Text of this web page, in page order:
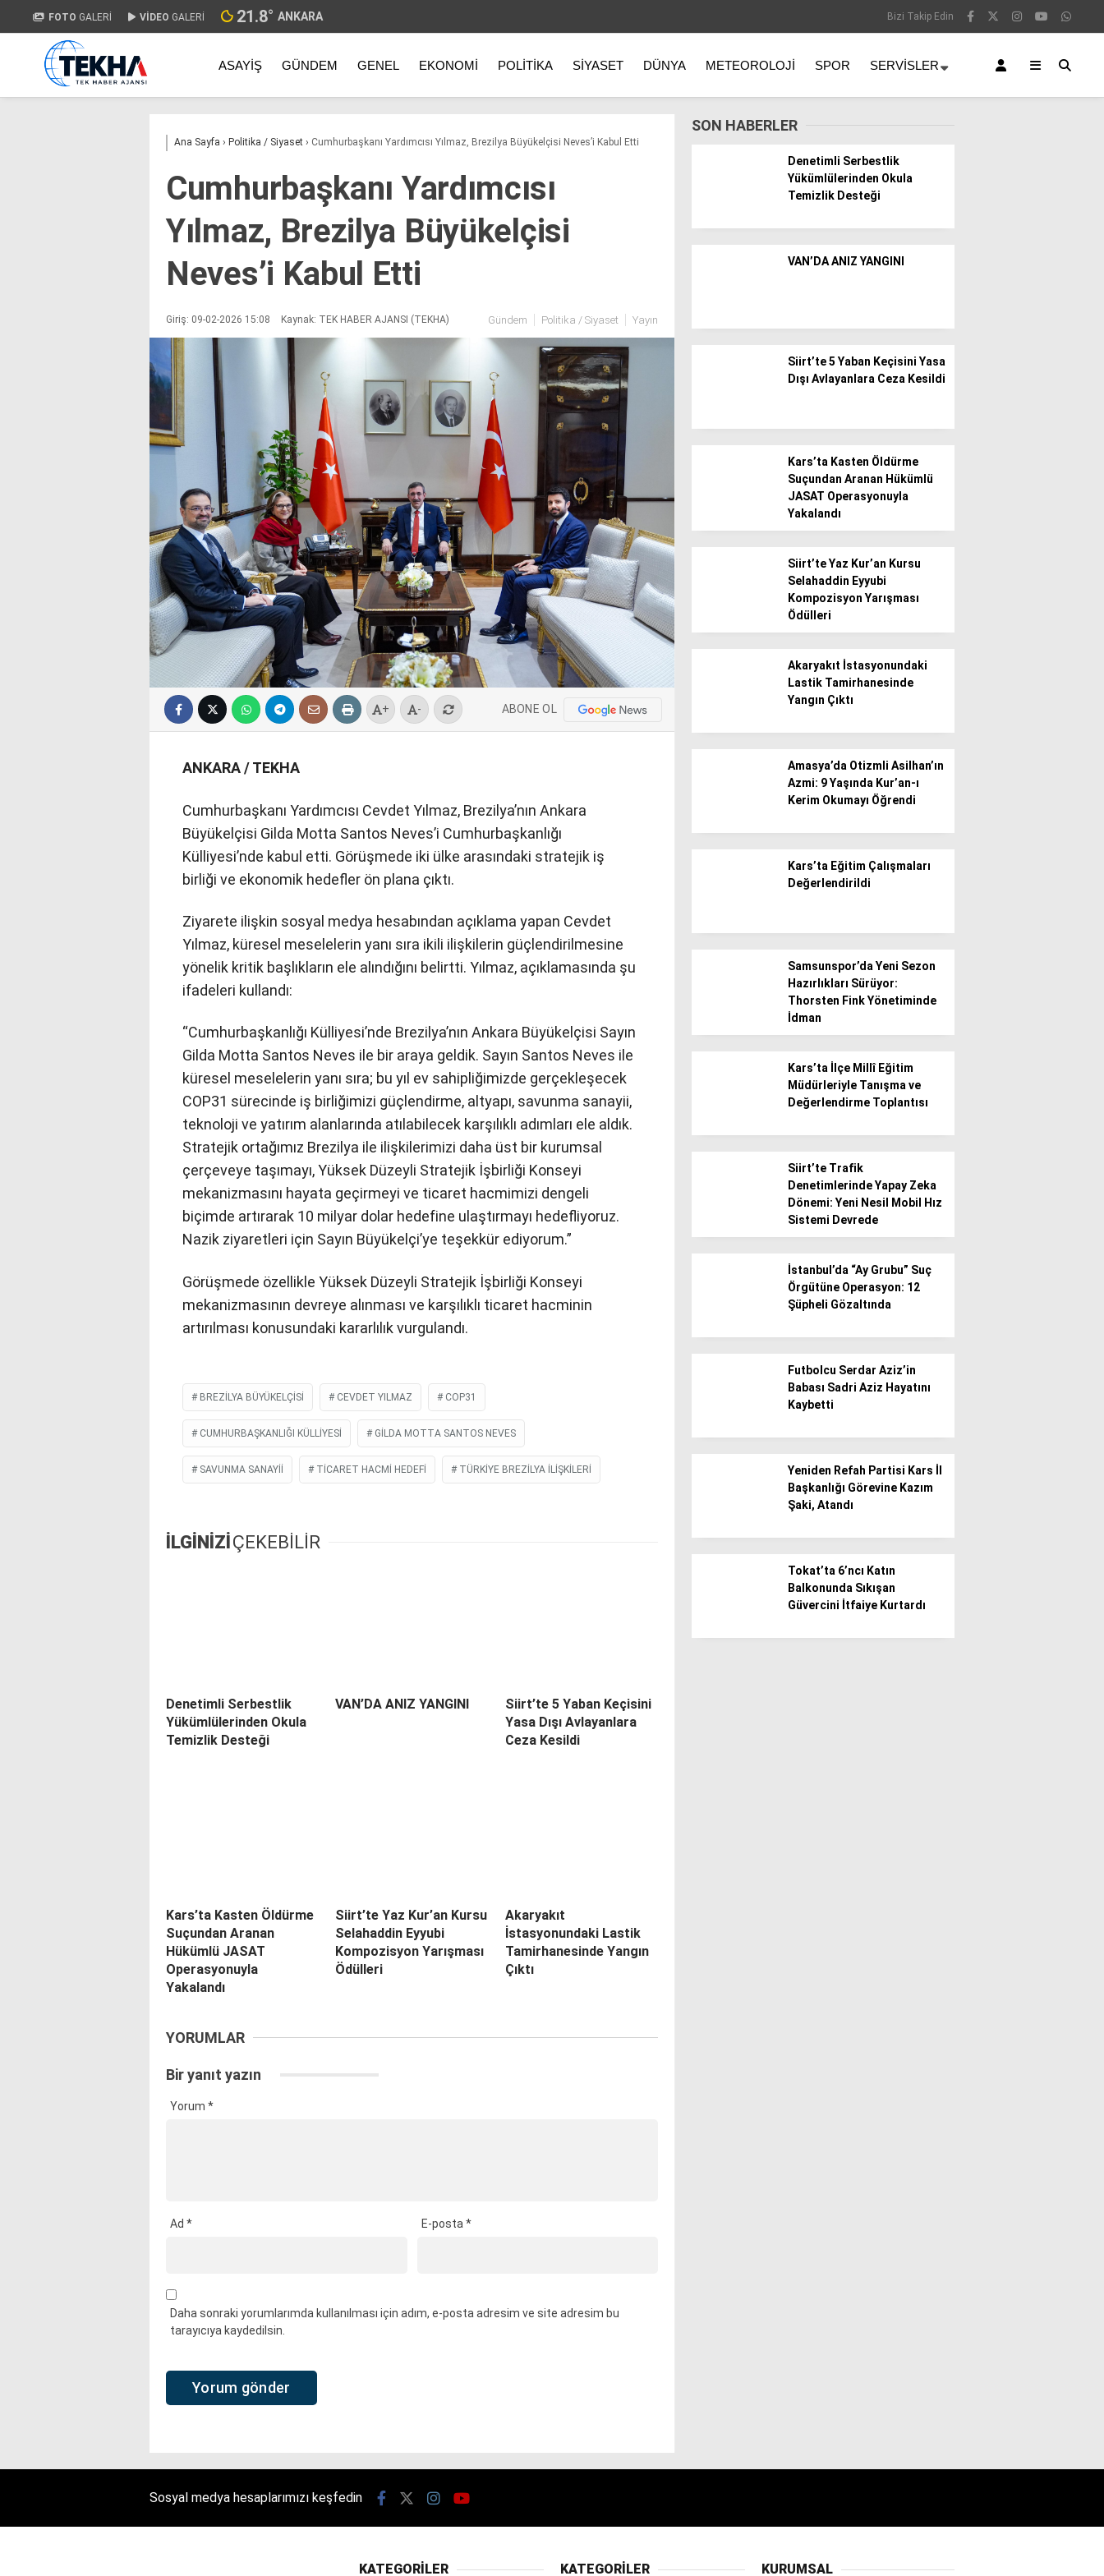
Politika / Siyaset
FOTO GALERİ VİDEO GALERİ 21.8° ANKARA Bizi Takip Edin
ASAYIŞ GÜNDEM GENEL EKONOMI POLITIKA SIYASET DÜNYA METEOROLOJI SPOR SERVISLER
Ana Sayfa › Politika / Siyaset › Cumhurbaşkanı Yardımcısı Yılmaz, Brezilya Büyükelçisi Neves’i Kabul Etti
Cumhurbaşkanı Yardımcısı
Yılmaz, Brezilya Büyükelçisi
Neves’i Kabul Etti
Giriş: 09-02-2026 15:08 Kaynak: TEK HABER AJANSI (TEKHA) Gündem Politika / Siyaset Yayın
+ - ABONE OL
ANKARA / TEKHA
Cumhurbaşkanı Yardımcısı Cevdet Yılmaz, Brezilya’nın Ankara
Büyükelçisi Gilda Motta Santos Neves’i Cumhurbaşkanlığı
Külliyesi’nde kabul etti. Görüşmede iki ülke arasındaki stratejik iş
birliği ve ekonomik hedefler ön plana çıktı.
Ziyarete ilişkin sosyal medya hesabından açıklama yapan Cevdet
Yılmaz, küresel meselelerin yanı sıra ikili ilişkilerin güçlendirilmesine
yönelik kritik başlıkların ele alındığını belirtti. Yılmaz, açıklamasında şu
ifadeleri kullandı:
“Cumhurbaşkanlığı Külliyesi’nde Brezilya’nın Ankara Büyükelçisi Sayın
Gilda Motta Santos Neves ile bir araya geldik. Sayın Santos Neves ile
küresel meselelerin yanı sıra; bu yıl ev sahipliğimizde gerçekleşecek
COP31 sürecinde iş birliğimizi güçlendirme, altyapı, savunma sanayii,
teknoloji ve yatırım alanlarında atılabilecek karşılıklı adımları ele aldık.
Stratejik ortağımız Brezilya ile ilişkilerimizi daha üst bir kurumsal
çerçeveye taşımayı, Yüksek Düzeyli Stratejik İşbirliği Konseyi
mekanizmasını hayata geçirmeyi ve ticaret hacmimizi dengeli
biçimde artırarak 10 milyar dolar hedefine ulaştırmayı hedefliyoruz.
Nazik ziyaretleri için Sayın Büyükelçi’ye teşekkür ediyorum.”
Görüşmede özellikle Yüksek Düzeyli Stratejik İşbirliği Konseyi
mekanizmasının devreye alınması ve karşılıklı ticaret hacminin
artırılması konusundaki kararlılık vurgulandı.
BREZILYA BÜYÜKELÇISI CEVDET YILMAZ COP31
CUMHURBAŞKANLIĞI KÜLLIYESI GILDA MOTTA SANTOS NEVES
SAVUNMA SANAYİİ TICARET HACMI HEDEFI TÜRKIYE BREZILYA ILIŞKILERI
İLGİNİZİÇEKEBİLİR
Denetimli Serbestlik
Yükümlülerinden Okula
Temizlik Desteği
VAN’DA ANIZ YANGINI
Siirt’te 5 Yaban Keçisini
Yasa Dışı Avlayanlara
Ceza Kesildi
Kars’ta Kasten Öldürme
Suçundan Aranan
Hükümlü JASAT
Operasyonuyla
Yakalandı
Siirt’te Yaz Kur’an Kursu
Selahaddin Eyyubi
Kompozisyon Yarışması
Ödülleri
Akaryakıt
İstasyonundaki Lastik
Tamirhanesinde Yangın
Çıktı
YORUMLAR
Bir yanıt yazın
Yorum *
Ad * E-posta *
Daha sonraki yorumlarımda kullanılması için adım, e-posta adresim ve site adresim bu
tarayıcıya kaydedilsin.
SON HABERLER
Denetimli Serbestlik
Yükümlülerinden Okula
Temizlik Desteği
VAN’DA ANIZ YANGINI
Siirt’te 5 Yaban Keçisini Yasa
Dışı Avlayanlara Ceza Kesildi
Kars’ta Kasten Öldürme
Suçundan Aranan Hükümlü
JASAT Operasyonuyla
Yakalandı
Siirt’te Yaz Kur’an Kursu
Selahaddin Eyyubi
Kompozisyon Yarışması
Ödülleri
Akaryakıt İstasyonundaki
Lastik Tamirhanesinde
Yangın Çıktı
Amasya’da Otizmli Asilhan’ın
Azmi: 9 Yaşında Kur’an-ı
Kerim Okumayı Öğrendi
Kars’ta Eğitim Çalışmaları
Değerlendirildi
Samsunspor’da Yeni Sezon
Hazırlıkları Sürüyor:
Thorsten Fink Yönetiminde
İdman
Kars’ta İlçe Millî Eğitim
Müdürleriyle Tanışma ve
Değerlendirme Toplantısı
Siirt’te Trafik
Denetimlerinde Yapay Zeka
Dönemi: Yeni Nesil Mobil Hız
Sistemi Devrede
İstanbul’da “Ay Grubu” Suç
Örgütüne Operasyon: 12
Şüpheli Gözaltında
Futbolcu Serdar Aziz’in
Babası Sadri Aziz Hayatını
Kaybetti
Yeniden Refah Partisi Kars İl
Başkanlığı Görevine Kazım
Şaki, Atandı
Tokat’ta 6’ncı Katın
Balkonunda Sıkışan
Güvercini İtfaiye Kurtardı
Sosyal medya hesaplarımızı keşfedin
KATEGORİLER KATEGORİLER KURUMSAL